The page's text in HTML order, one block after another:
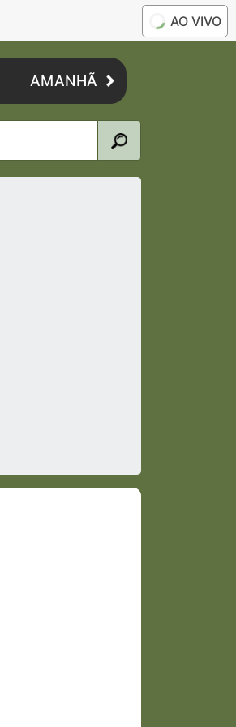
AO VIVO
AMANHÃ